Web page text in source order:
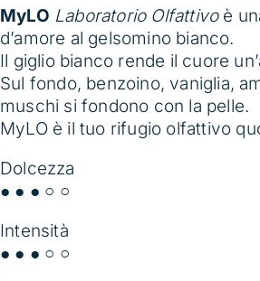
prezzo:
da
60 €
a
120 €
MyLO Laboratorio Olfattivoè
d’amore al gelsomino bianco.
Il giglio bianco rende il cuore
Sul fondo, benzoino, vaniglia,
muschi si fondono con la pelle.
MyLO è il tuo rifugio olfattivo
Dolcezza
● ● ● ○ ○
Intensità
● ● ● ○ ○